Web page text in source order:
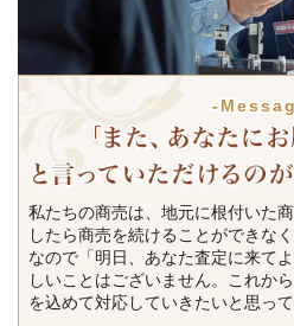
-
私たちの商売は、地元に根付いた
したら商売を続けることができな
なので「明日、あなた査定に来て
しいことはございません。これか
を込めて対応していきたいと思って